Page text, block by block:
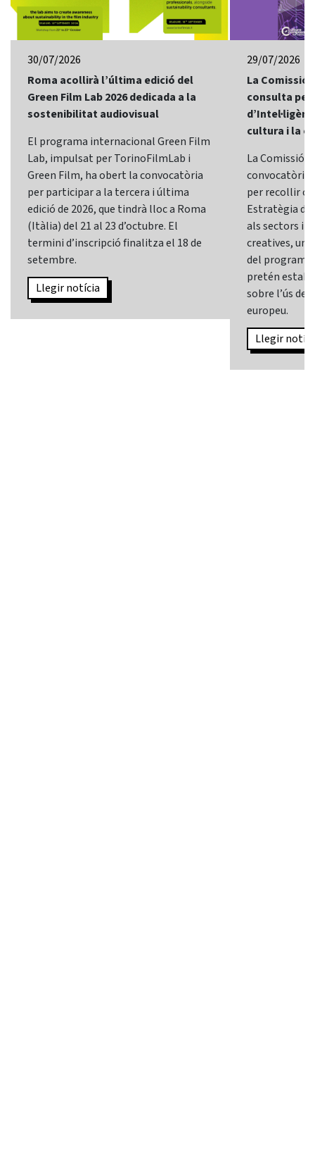
30/07/2026
Roma acollirà l’última edició del
Green Film Lab 2026 dedicada a la
sostenibilitat audiovisual
El programa internacional Green Film
Lab, impulsat per TorinoFilmLab i
Green Film, ha obert la convocatòria
per participar a la tercera i última
edició de 2026, que tindrà lloc a Roma
(Itàlia) del 21 al 23 d’octubre. El
termini d’inscripció finalitza el 18 de
setembre.
Llegir notícia
29/07/2026
La Comissió
consulta
cultura i la
La Comissió
convocatòria
per recollir
Estratègia
als sectors i
creatives,
del programa
pretén
sobre l’ús de
europeu.
Llegir